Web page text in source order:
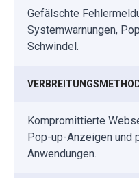
Gefälschte
Systemwarnungen,
Schwindel.
Kompromittierte
Pop-up-Anzeigen und
Anwendungen.